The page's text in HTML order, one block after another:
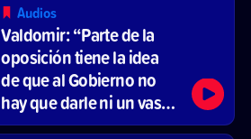
Audios
Valdomir: “Parte de la
oposición tiene la idea
de que al Gobierno no
hay que darle ni un vaso
de agua”